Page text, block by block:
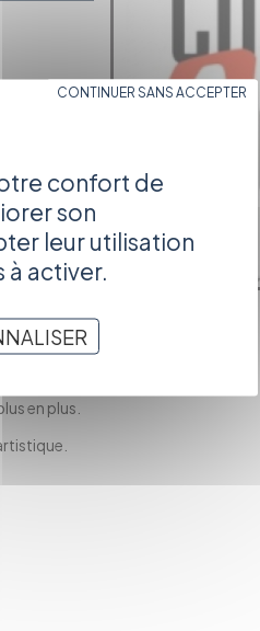
en plus.
confort de
son
leur utilisation
à activer.
CONTINUER SANS ACCEPTER